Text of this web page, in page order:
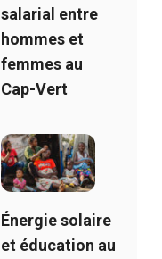
salarial entre
hommes et
femmes au
Cap-Vert
Énergie solaire
et éducation au